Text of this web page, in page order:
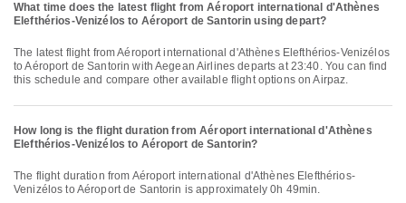
What time does the latest flight from Aéroport international d'Athènes
Elefthérios-Venizélos to Aéroport de Santorin using depart?
The latest flight from Aéroport international d'Athènes Elefthérios-Venizélos
to Aéroport de Santorin with Aegean Airlines departs at 23:40. You can find
this schedule and compare other available flight options on Airpaz.
How long is the flight duration from Aéroport international d'Athènes
Elefthérios-Venizélos to Aéroport de Santorin?
The flight duration from Aéroport international d'Athènes Elefthérios-
Venizélos to Aéroport de Santorin is approximately 0h 49min.